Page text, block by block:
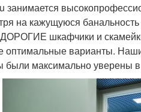
занимается
на кажущуюся банальность
шкафчики и скамейки
оптимальные варианты.
максимально уверены